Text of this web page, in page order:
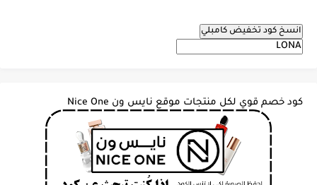
انسخ كود تخفيض كامبلي
كود خصم قوي لكل منتجات موقع نايس ون Nice One